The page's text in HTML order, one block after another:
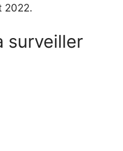
2022.
surveiller